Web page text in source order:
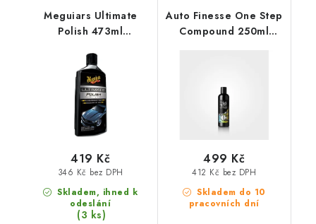
Meguiars Ultimate
Polish 473ml
Skladem, ihned k
odeslání
(3 ks)
346 Kč bez DPH
419 Kč
Auto Finesse One Step
Compound 250ml
Skladem do 10
pracovních dní
412 Kč bez DPH
499 Kč